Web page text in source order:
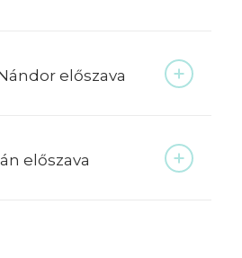
előszava
előszava